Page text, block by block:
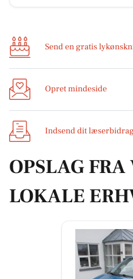
Send en gratis
Opret mindeside
Indsend dit
OPSLAG FRA
LOKALE